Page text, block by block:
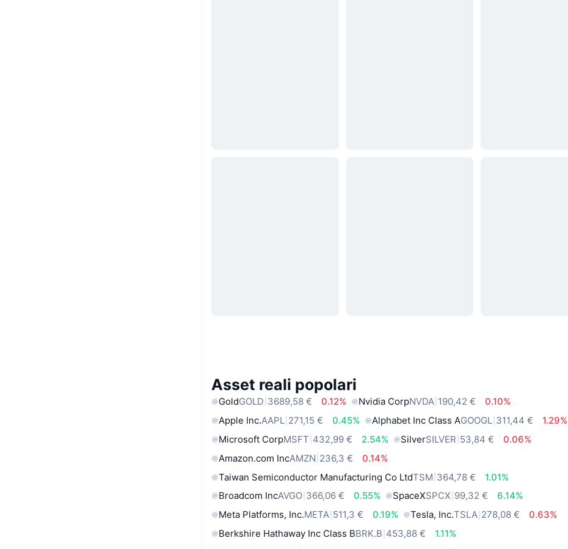
Asset reali popolari
GoldGOLD 3689,58 € 0.12% Nvidia CorpNVDA 190,42 €
0.10%
Apple Inc.AAPL 271,15 € 0.45% Alphabet Inc Class AGOOGL 311,44 €
1.29%
Microsoft CorpMSFT 432,99 € 2.54% SilverSILVER 53,84 €
0.06%
Amazon.com IncAMZN 236,3 €
0.14%
Taiwan Semiconductor Manufacturing Co LtdTSM 364,78 €
1.01%
Broadcom IncAVGO 366,06 € 0.55% SpaceXSPCX 99,32 €
6.14%
Meta Platforms, Inc.META 511,3 € 0.19% Tesla, Inc.TSLA 278,08 €
0.63%
Berkshire Hathaway Inc Class BBRK.B 453,88 €
1.11%